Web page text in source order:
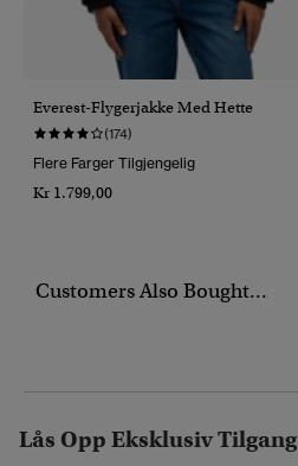
Everest-Flygerjakke Med Hette
(174)
Flere Farger Tilgjengelig
Kr 1.799,00
Customers Also Bought...
Lås Opp Eksklusiv Tilgang